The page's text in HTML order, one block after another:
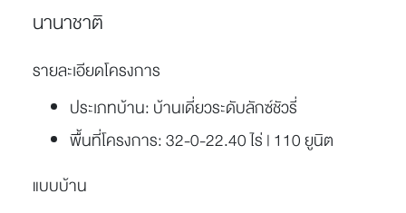
นานาชาติ
รายละเอียดโครงการ
ประเภทบ้าน:บ้านเดี่ยวระดับลักซ์ชัวรี่
พื้นที่โครงการ:32-0-22.40 ไร่ | 110 ยูนิต
แบบบ้าน